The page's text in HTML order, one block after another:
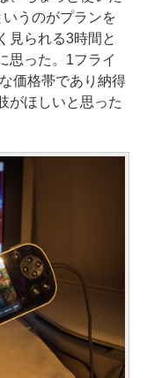
うのがプランを
見られる3時間と
思った。1フライ
価格帯であり納得
がほしいと思った